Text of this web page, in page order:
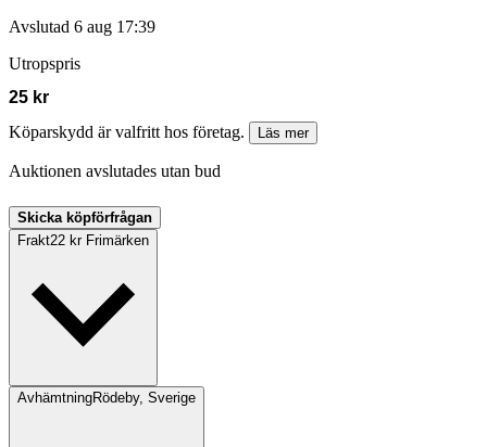
Avslutad 6 aug 17:39
Utropspris
25 kr
Köparskydd är valfritt hos företag.
Läs mer
Auktionen avslutades utan bud
Skicka köpförfrågan
Frakt22 kr Frimärken
AvhämtningRödeby, Sverige